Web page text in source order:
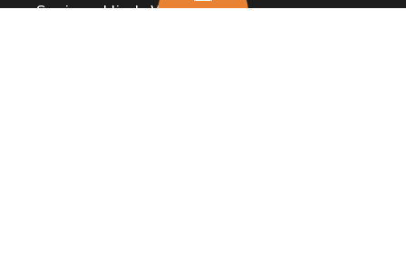
Service public de Wallonie